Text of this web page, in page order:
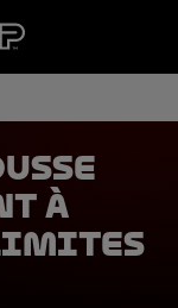
à
limites